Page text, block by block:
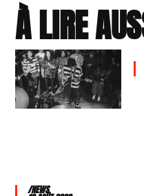
À LIRE
/NEWS